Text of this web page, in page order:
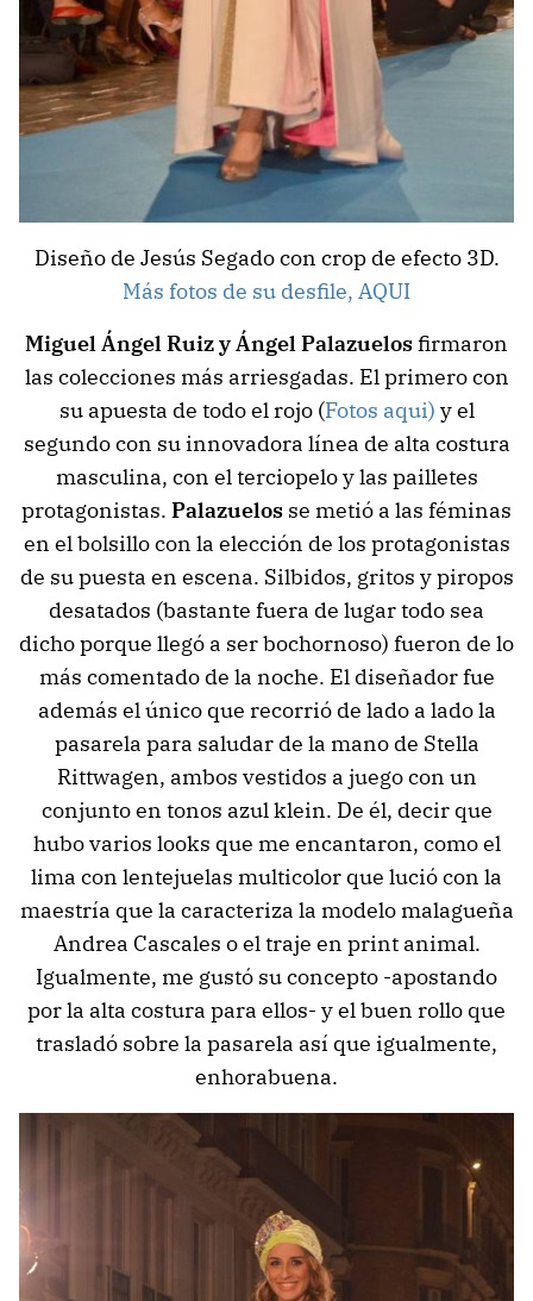
Diseño de Jesús Segado con crop de efecto 3D.
Más fotos de su desfile, AQUI
Miguel Ángel Ruiz y Ángel Palazuelosfirmaron
las colecciones más arriesgadas. El primero con
su apuesta de todo el rojo (Fotos aqui) y el
segundo con su innovadora línea de alta costura
masculina, con el terciopelo y las pailletes
protagonistas. Palazuelos se metió a las féminas
en el bolsillo con la elección de los protagonistas
de su puesta en escena. Silbidos, gritos y piropos
desatados (bastante fuera de lugar todo sea
dicho porque llegó a ser bochornoso) fueron de lo
más comentado de la noche. El diseñador fue
además el único que recorrió de lado a lado la
pasarela para saludar de la mano de Stella
Rittwagen, ambos vestidos a juego con un
conjunto en tonos azul klein. De él, decir que
hubo varios looks que me encantaron, como el
lima con lentejuelas multicolor que lució con la
maestría que la caracteriza la modelo malagueña
Andrea Cascales o el traje en print animal.
Igualmente, me gustó su concepto -apostando
por la alta costura para ellos- y el buen rollo que
trasladó sobre la pasarela así que igualmente,
enhorabuena.